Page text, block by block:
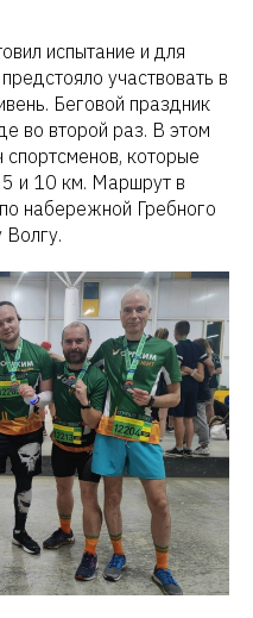
испытание и для
участвовать в
Беговой праздник
во второй раз. В этом
которые
5 и 10 км. Маршрут в
набережной Гребного
Волгу.